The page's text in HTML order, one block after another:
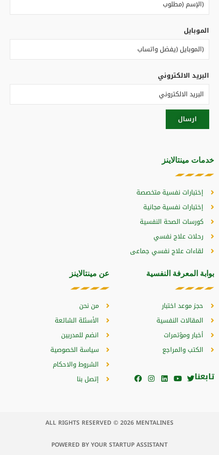
عن مينتالاينز
من نحن
الأسئلة الشائعة
انضم للمدربين
سياسة الخصوصية
الشروط والاحكام
إتصل بنا
بوابة المعرفة النفسية
حجز موعد اختبار
المقالات النفسية
أخبار ومؤتمرات
الكتب والمراجع
تابعنا
خدمات مينتالاينز
إختبارات نفسية متخصصة
إختبارات نفسية مجانية
كورسات الصحة النفسية
رحلات علاج نفسي
لقاءات علاج نفسي جماعى
الموبايل
البريد الالكتروني
ALL RIGHTS RESERVED © 2026 MENTALINES
POWERED BY YOUR STARTUP ASSISTANT